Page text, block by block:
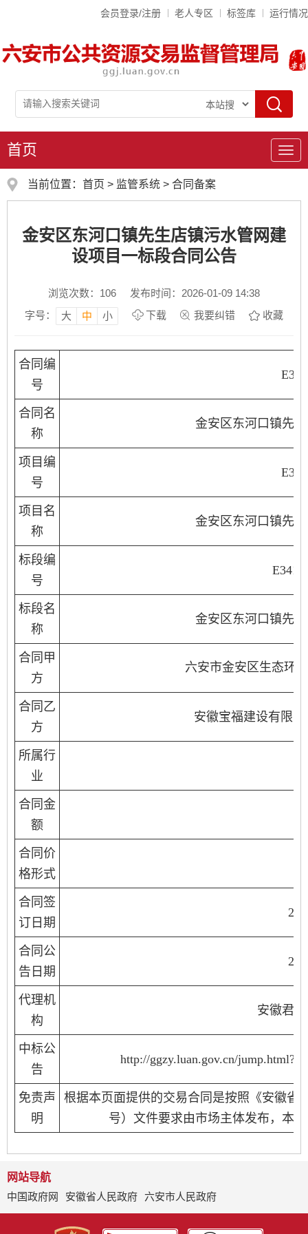
会员登录/注册 老人专区 标签库 运行情况
导
首页
当前位置： 首页 > 监管系统 > 合同备案
金安区东河口镇先生店镇污水管网建
设项目一标段合同公告
浏览次数： 106
发布时间：2026-01-09 14:38
字号：
大 中 小 下载 我要纠错 收藏
合同编
号
合同名
称
金安区东河口镇先
项目编
号
项目名
称
金安区东河口镇先
标段编
号
标段名
称
金安区东河口镇先
合同甲
方
六安市金安区生态环
合同乙
方
安徽宝福建设有限
所属行
业
合同金
额
合同价
格形式
合同签
订日期
合同公
告日期
代理机
构
安徽君
中标公
告
http://ggzy.luan.gov.cn/
免责声
明
根据本页面提供的交易合同是按照《安徽省
号）文件要求由市场主体发布，本
网站导航
中国政府网
安徽省人民政府 六安市人民政府